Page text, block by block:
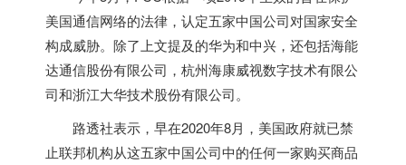
美国通信网络的法律，认定五家中国公司对国家安全
构成威胁。除了上文提及的华为和中兴，还包括海能
达通信股份有限公司，杭州海康威视数字技术有限公
司和浙江大华技术股份有限公司。
路透社表示，早在2020年8月， 美国政府就已禁
止联邦机构从这五家中国公司中的任何一家购买商品